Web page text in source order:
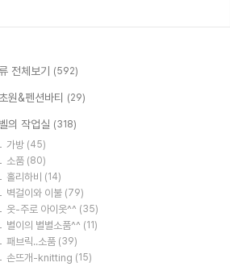
전체보기 (592)
원&펜션바티 (29)
의 작업실 (318)
가방 (45)
소품 (80)
홀리하비 (14)
벽걸이와 이불 (79)
옷-주로 아이옷^^ (35)
별이의 별별소품^^ (11)
패브릭..소품 (39)
손뜨개-knitting (15)